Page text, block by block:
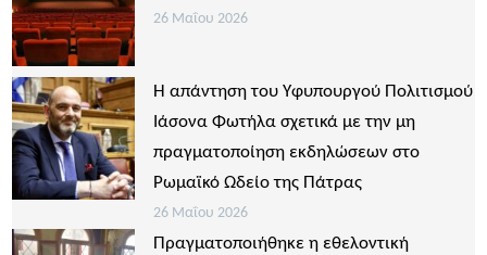
26 Μαΐου 2026
Η απάντηση του Υφυπουργού Πολιτισμού
Ιάσονα Φωτήλα σχετικά με την μη
πραγματοποίηση εκδηλώσεων στο
Ρωμαϊκό Ωδείο της Πάτρας
26 Μαΐου 2026
Πραγματοποιήθηκε η εθελοντική